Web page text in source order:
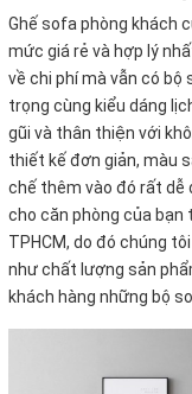
Ghế sofa phòng khách
mức giá rẻ và hợp lý
về chi phí mà vẫn có bộ
trọng cùng kiểu dáng
gũi và thân thiện với
thiết kế đơn giản, màu
chế thêm vào đó rất dễ
cho căn phòng của
TPHCM, do đó chúng
như chất lượng sản
khách hàng những bộ